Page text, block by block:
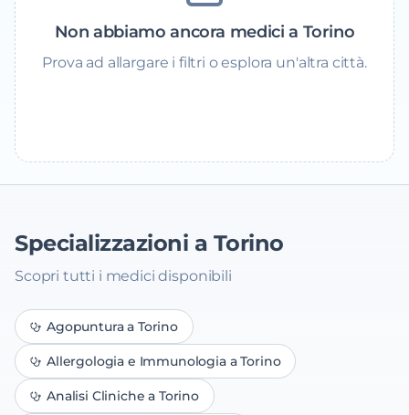
Non abbiamo ancora medici a Torino
Prova ad allargare i filtri o esplora un'altra città.
Specializzazioni a Torino
Scopri tutti i medici disponibili
Agopunturaa Torino
Allergologia e Immunologiaa Torino
Analisi Cliniche a Torino